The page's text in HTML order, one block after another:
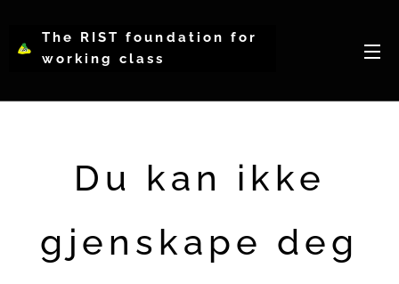
The RIST foundation for
working class
WCIP
Du kan ikke
gjenskape deg